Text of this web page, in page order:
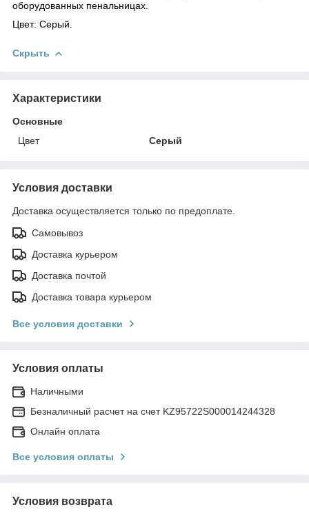
оборудованных пенальницах.
Цвет: Серый.
Скрыть
Характеристики
Основные
Цвет
Серый
Условия доставки
Доставка осуществляется только по предоплате.
Самовывоз
Доставка курьером
Доставка почтой
Доставка товара курьером
Все условия доставки
Условия оплаты
Наличными
Безналичный расчет на счет KZ95722S000014244328
Онлайн оплата
Все условия оплаты
Условия возврата